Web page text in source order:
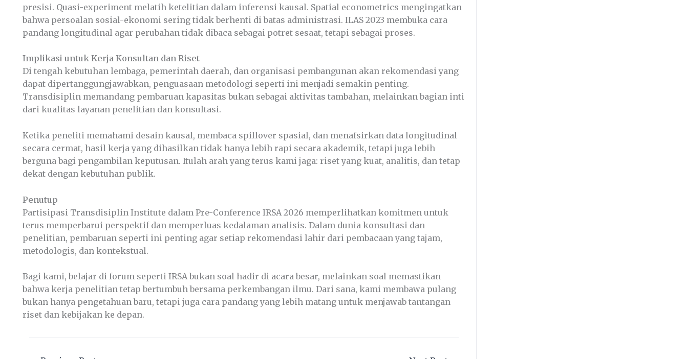
presisi. Quasi-experiment melatih ketelitian dalam inferensi kausal. Spatial econometrics mengingatkan
bahwa persoalan sosial-ekonomi sering tidak berhenti di batas administrasi. ILAS 2023 membuka cara
pandang longitudinal agar perubahan tidak dibaca sebagai potret sesaat, tetapi sebagai proses.
Implikasi untuk Kerja Konsultan dan Riset
Di tengah kebutuhan lembaga, pemerintah daerah, dan organisasi pembangunan akan rekomendasi yang
dapat dipertanggungjawabkan, penguasaan metodologi seperti ini menjadi semakin penting.
Transdisiplin memandang pembaruan kapasitas bukan sebagai aktivitas tambahan, melainkan bagian inti
dari kualitas layanan penelitian dan konsultasi.
Ketika peneliti memahami desain kausal, membaca spillover spasial, dan menafsirkan data longitudinal
secara cermat, hasil kerja yang dihasilkan tidak hanya lebih rapi secara akademik, tetapi juga lebih
berguna bagi pengambilan keputusan. Itulah arah yang terus kami jaga: riset yang kuat, analitis, dan tetap
dekat dengan kebutuhan publik.
Penutup
Partisipasi Transdisiplin Institute dalam Pre-Conference IRSA 2026 memperlihatkan komitmen untuk
terus memperbarui perspektif dan memperluas kedalaman analisis. Dalam dunia konsultasi dan
penelitian, pembaruan seperti ini penting agar setiap rekomendasi lahir dari pembacaan yang tajam,
metodologis, dan kontekstual.
Bagi kami, belajar di forum seperti IRSA bukan soal hadir di acara besar, melainkan soal memastikan
bahwa kerja penelitian tetap bertumbuh bersama perkembangan ilmu. Dari sana, kami membawa pulang
bukan hanya pengetahuan baru, tetapi juga cara pandang yang lebih matang untuk menjawab tantangan
riset dan kebijakan ke depan.